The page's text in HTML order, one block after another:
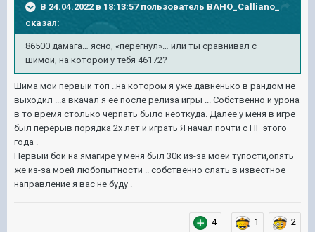
В 24.04.2022 в 18:13:57 пользователь BAHO_Calliano_
сказал:
86500 дамага… ясно, «перегнул»… или ты сравнивал с
шимой, на которой у тебя 46172?
Шима мой первый топ ..на котором я уже давненько в рандом не
выходил ...а вкачал я ее после релиза игры ... Собственно и урона
в то время столько черпать было неоткуда. Далее у меня в игре
был перерыв порядка 2х лет и играть Я начал почти с НГ этого
года .
Первый бой на ямагире у меня был 30к из-за моей тупости,опять
же из-за моей любопытности .. собственно слать в известное
направление я вас не буду .
4 1 2